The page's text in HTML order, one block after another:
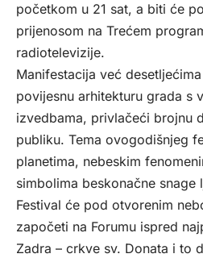
početkom u 21 sat, a biti će
prijenosom na Trećem
radiotelevizije.
Manifestacija već
povijesnu arhitekturu grada s
izvedbama, privlačeći brojnu
publiku. Tema ovogodišnjeg
planetima, nebeskim
simbolima beskonačne snage
Festival će pod otvorenim
započeti na Forumu ispred
Zadra – crkve sv. Donata i to